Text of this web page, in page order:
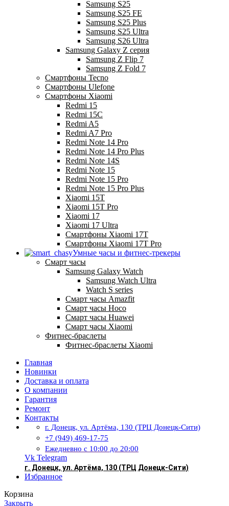
Samsung S25
Samsung S25 FE
Samsung S25 Plus
Samsung S25 Ultra
Samsung S26 Ultra
Samsung Galaxy Z серия
Samsung Z Flip 7
Samsung Z Fold 7
Смартфоны Tecno
Смартфоны Ulefone
Смартфоны Xiaomi
Redmi 15
Redmi 15C
Redmi A5
Redmi A7 Pro
Redmi Note 14 Pro
Redmi Note 14 Pro Plus
Redmi Note 14S
Redmi Note 15
Redmi Note 15 Pro
Redmi Note 15 Pro Plus
Xiaomi 15T
Xiaomi 15T Pro
Xiaomi 17
Xiaomi 17 Ultra
Смартфоны Xiaomi 17Т
Смартфоны Xiaomi 17Т Pro
Умные часы и фитнес-трекеры
Смарт часы
Samsung Galaxy Watch
Samsung Watch Ultra
Watch S series
Смарт часы Amazfit
Смарт часы Hoco
Смарт часы Huawei
Смарт часы Xiaomi
Фитнес-браслеты
Фитнес-браслеты Xiaomi
Главная
Новинки
Доставка и оплата
О компании
Гарантия
Ремонт
Контакты
г. Донецк, ул. Артёма, 130 (ТРЦ Донецк-Сити)
+7 (949) 469-17-75
Ежедневно с 10:00 до 20:00
Vk Telegram
г. Донецк, ул. Артёма, 130 (ТРЦ Донецк-Сити)
Избранное
Корзина
Закрыть